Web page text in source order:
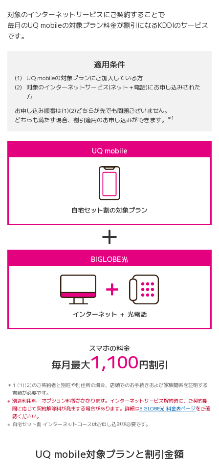
対象のインターネットサービスにご契約することで
毎月のUQ mobileの対象プラン料金が割引になるKDDIのサービス
です。
適用条件
UQ mobileの対象プランにご加入している方
対象のインターネットサービス(ネット＋電話)にお申し込みされた
方
お申し込み順番は(1)(2)どちらが先でも問題ございません。
どちらも満たす場合、割引適用のお申し込みができます。
＊1
UQ mobile
自宅セット割の対象プラン
BIGLOBE光
インターネット ＋ 光電話
スマホの料金
毎月最大1,100円割引
1 (1)(2)のご契約者と別姓や別住所の場合、店頭でのお手続きおよび家族関係を証明する
書類が必要です。
別途利用料・オプション料等がかかります。インターネットサービス解約時に、ご契約期
間に応じて契約解除料が発生する場合があります。詳細はBIGLOBE光 料金表ページをご確
認ください。
自宅セット割 インターネットコースはお申し込みが必要です。
UQ mobile対象プランと割引金額